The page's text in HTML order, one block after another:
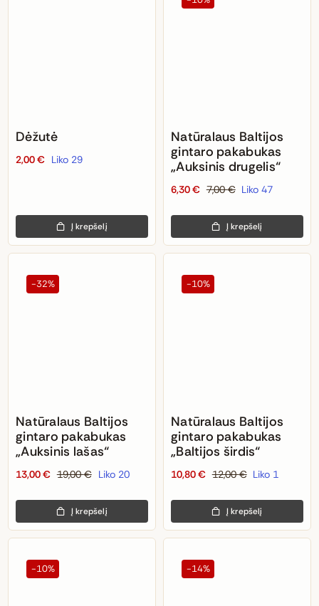
Dėžutė
2,00€ Liko 29
Į krepšelį
Natūralaus Baltijos
gintaro pakabukas
„Auksinis drugelis“
7,00€
Original
was:
7,00 €.
6,30€
Current
is:
6,30 €.
Liko 47
Į krepšelį
-32%
Natūralaus Baltijos
gintaro pakabukas
„Auksinis lašas“
19,00€
Original
was:
19,00 €.
13,00€
Current
is:
13,00 €.
Liko 20
Į krepšelį
-10%
Natūralaus Baltijos
gintaro pakabukas
„Baltijos širdis“
12,00€
Original
was:
12,00 €.
10,80€
Current
is:
10,80 €.
Liko 1
Į krepšelį
-10% -14%